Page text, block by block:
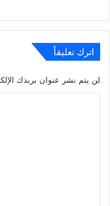
اترك تعليقاً
لن يتم نشر عنوان بريدك